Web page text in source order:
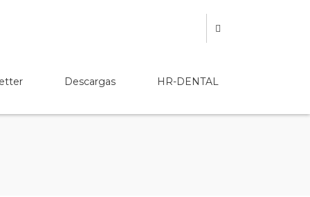
Descargas HR-DENTAL